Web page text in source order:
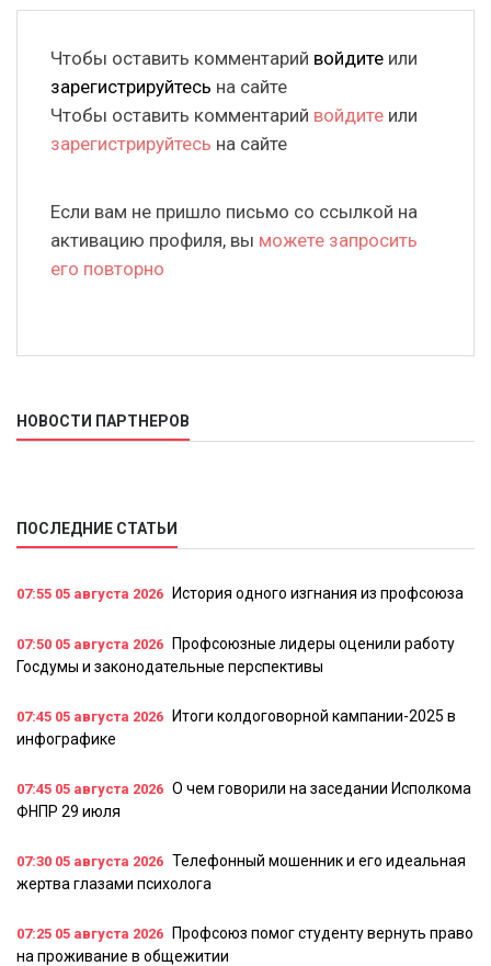
Чтобы оставить комментарий войдите или
зарегистрируйтесь на сайте
Чтобы оставить комментарий войдите или
зарегистрируйтесь на сайте
Если вам не пришло письмо со ссылкой на
активацию профиля, вы можете запросить
его повторно
НОВОСТИ ПАРТНЕРОВ
ПОСЛЕДНИЕ СТАТЬИ
07:55 05 августа 2026 История одного изгнания из профсоюза
07:50 05 августа 2026
Профсоюзные лидеры оценили работу
Госдумы и законодательные перспективы
07:45 05 августа 2026
Итоги колдоговорной кампании-2025 в
инфографике
07:45 05 августа 2026 О чем говорили на заседании Исполкома
ФНПР 29 июля
07:30 05 августа 2026 Телефонный мошенник и его идеальная
жертва глазами психолога
07:25 05 августа 2026
Профсоюз помог студенту вернуть право
на проживание в общежитии